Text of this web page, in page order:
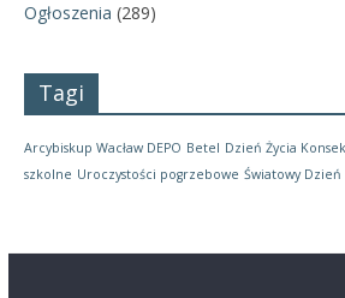
Ogłoszenia (289)
Tagi
Arcybiskup Wacław DEPO Betel Dzień Życia
szkolne Uroczystości pogrzebowe Światowy Dzień